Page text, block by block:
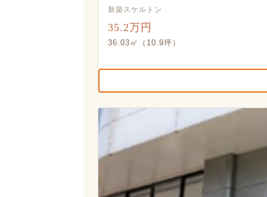
新築スケルトン
35.2万円
36.03㎡（10.9坪）